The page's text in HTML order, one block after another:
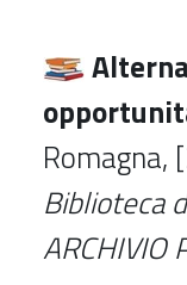
Romagna,
Biblioteca
ARCHIVIO